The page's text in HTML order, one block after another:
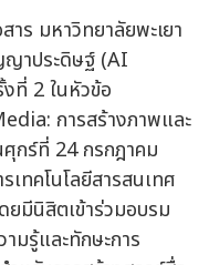
าร มหาวิทยาลัยพะเยา
าประดิษฐ์ (AI
ที่ 2 ในหัวข้อ
การสร้างภาพและ
กร์ที่ 24 กรกฎาคม
ทคโนโลยีสารสนเทศ
ยมีนิสิตเข้าร่วมอบรม
มรู้และทักษะการ